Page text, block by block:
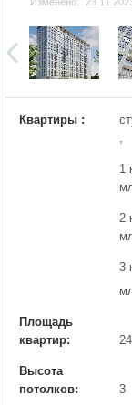
Квартиры :
,
1
2
3
Площадь
квартир:
Высота
потолков:
3